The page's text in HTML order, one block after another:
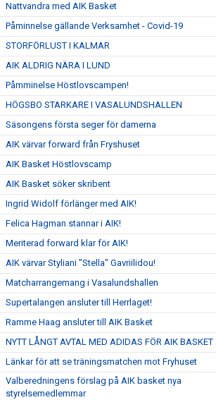
Nattvandra med AIK Basket
Påminnelse gällande Verksamhet - Covid-19
STORFÖRLUST I KALMAR
AIK ALDRIG NÄRA I LUND
Påmminelse Höstlovscampen!
HÖGSBO STARKARE I VASALUNDSHALLEN
Säsongens första seger för damerna
AIK värvar forward från Fryshuset
AIK Basket Höstlovscamp
AIK Basket söker skribent
Ingrid Widolf förlänger med AIK!
Felica Hagman stannar i AIK!
Meriterad forward klar för AIK!
AIK värvar Styliani "Stella" Gavriilidou!
Matcharrangemang i Vasalundshallen
Supertalangen ansluter till Herrlaget!
Ramme Haag ansluter till AIK Basket
NYTT LÅNGT AVTAL MED ADIDAS FÖR AIK BASKET
Länkar för att se träningsmatchen mot Fryhuset
Valberedningens förslag på AIK basket nya
styrelsemedlemmar